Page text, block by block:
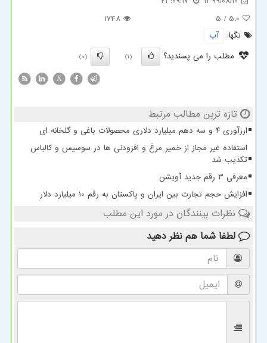
5.0
/ 5
1748
تگها:
آب
مطلب را می پسندید؟
(1)
(0)
X
تازه ترین مطالب مرتبط
ارزآوری ۴ و سه دهم میلیارد دلاری محصولات باغی و گلخانه ای
استفاده غیر مجاز از خمیر مرغ و افزودنی ها در سوسیس و کالباس
تکذیب شد
معرفی ۳ رقم جدید آویشن
افزایش حجم تجارت بین ایران و پاکستان به رقم 10 میلیارد دلار
نظرات بینندگان در مورد این مطلب
لطفا شما هم نظر دهید